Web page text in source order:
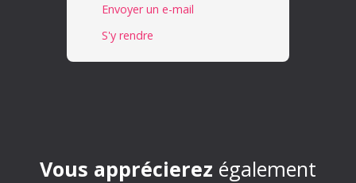
Envoyer un e-mail
S'y rendre
Vous apprécierez également